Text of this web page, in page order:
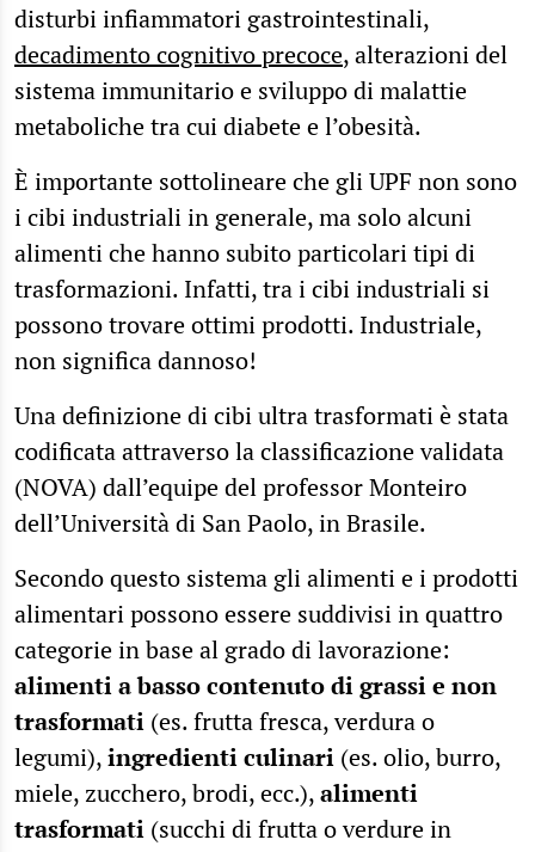
disturbi infiammatori gastrointestinali,
decadimento cognitivo precoce, alterazioni del
sistema immunitario e sviluppo di malattie
metaboliche tra cui diabete e l’obesità.
È importante sottolineare che gli UPF non sono
i cibi industriali in generale, ma solo alcuni
alimenti che hanno subito particolari tipi di
trasformazioni. Infatti, tra i cibi industriali si
possono trovare ottimi prodotti. Industriale,
non significa dannoso!
Una definizione di cibi ultra trasformati è stata
codificata attraverso la classificazione validata
(NOVA) dall’equipe del professor Monteiro
dell’Università di San Paolo, in Brasile.
Secondo questo sistema gli alimenti e i prodotti
alimentari possono essere suddivisi in quattro
categorie in base al grado di lavorazione:
alimenti a basso contenuto di grassi e non
trasformati (es. frutta fresca, verdura o
legumi),ingredienti culinari (es. olio, burro,
miele, zucchero, brodi, ecc.),alimenti
trasformati (succhi di frutta o verdure in